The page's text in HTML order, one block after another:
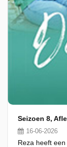
Seizoen 8,
16-06-2026
Reza heeft